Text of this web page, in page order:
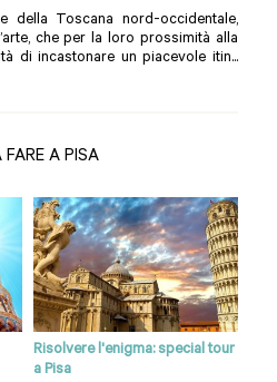
della Toscana nord-occidentale,
che per la loro prossimità alla
di incastonare un piacevole itin...
FARE A PISA
Risolvere l'enigma: special tour
a Pisa